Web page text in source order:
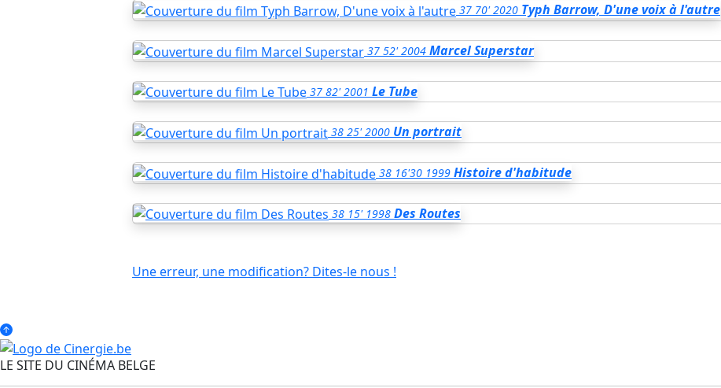
37 70' 2020 Typh Barrow, D'une voix à l'autre
37 52' 2004 Marcel Superstar
37 82' 2001 Le Tube
38 25' 2000 Un portrait
38 16'30 1999 Histoire d'habitude
38 15' 1998 Des Routes
Une erreur, une modification? Dites-le nous !
LE SITE DU CINÉMA BELGE